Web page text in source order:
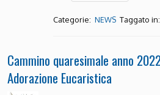
Categorie: NEWS Taggato in:
Cammino quaresimale anno
Adorazione Eucaristica